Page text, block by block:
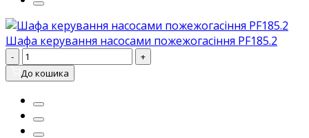
Шафа керування насосами пожежогасіння PF185.2
-
+
До кошика